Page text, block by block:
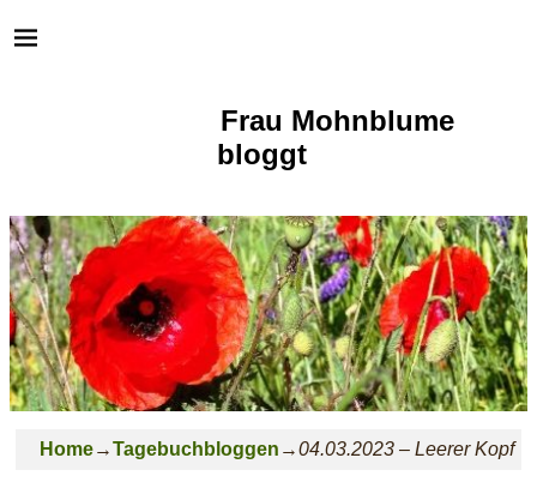
Frau Mohnblume
bloggt
Home→Tagebuchbloggen →04.03.2023 – Leerer Kopf